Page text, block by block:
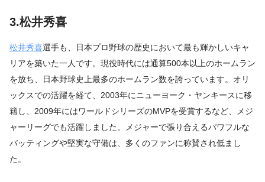
3.松井秀喜
松井秀喜選手も、日本プロ野球の歴史において最も輝かしいキャ
リアを築いた一人です。現役時代には通算500本以上のホームラン
を放ち、日本野球史上最多のホームラン数を誇っています。オリ
ックスでの活躍を経て、2003年にニューヨーク・ヤンキースに移
籍し、2009年にはワールドシリーズのMVPを受賞するなど、メジ
ャーリーグでも活躍しました。メジャーで張り合えるパワフルな
バッティングや堅実な守備は、多くのファンに称賛され低まし
た。